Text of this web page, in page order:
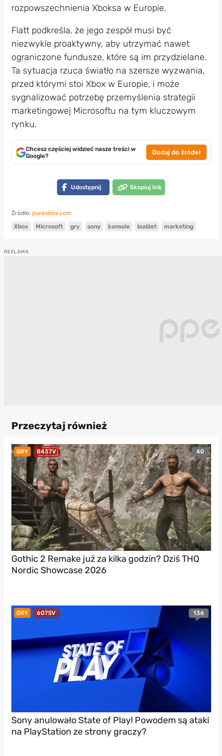
rozpowszechnienia Xboksa w Europie.
Flatt podkreśla, że jego zespół musi być
niezwykle proaktywny, aby utrzymać nawet
ograniczone fundusze, które są im przydzielane.
Ta sytuacja rzuca światło na szersze wyzwania,
przed którymi stoi Xbox w Europie, i może
sygnalizować potrzebę przemyślenia strategii
marketingowej Microsoftu na tym kluczowym
rynku.
Chcesz częściej widzieć nasze treści w
Google?
Dodaj do źródeł
Udostępnij Skopiuj link
Źródło: purexbox.com
Xbox
Microsoft gry sony konsole budżet marketing
Przeczytaj również
GRY 8437V 40
Gothic 2 Remake już za kilka godzin? Dziś THQ
Nordic Showcase 2026
GRY 6075V 136
Sony anulowało State of Play! Powodem są ataki
na PlayStation ze strony graczy?